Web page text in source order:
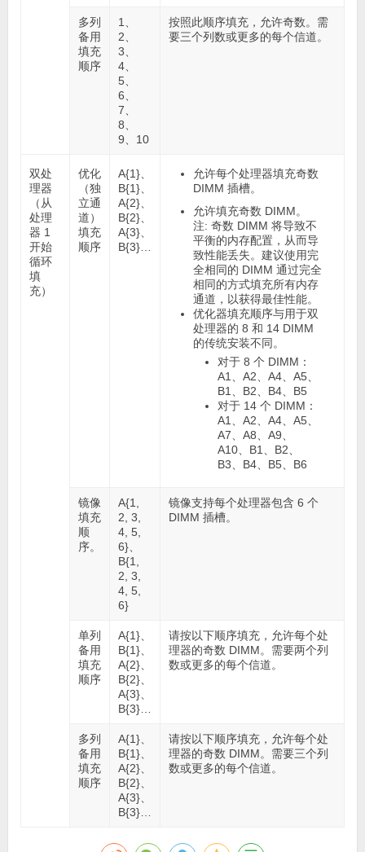
多列
备用
填充
顺序
1、
2、
3、
4、
5、
6、
7、
8、
9、10
按照此顺序填充，允许奇数。需
要三个列数或更多的每个信道。
双处
理器
（从
处理
器 1
开始
循环
填
充）
优化
（独
立通
道）
填充
顺序
A{1}、
B{1}、
A{2}、
B{2}、
A{3}、
B{3}…
允许每个处理器填充奇数
DIMM 插槽。
允许填充奇数 DIMM。
注: 奇数 DIMM 将导致不
平衡的内存配置，从而导
致性能丢失。建议使用完
全相同的 DIMM 通过完全
相同的方式填充所有内存
通道，以获得最佳性能。
优化器填充顺序与用于双
处理器的 8 和 14 DIMM
的传统安装不同。
对于 8 个 DIMM：
A1、A2、A4、A5、
B1、B2、B4、B5
对于 14 个 DIMM：
A1、A2、A4、A5、
A7、A8、A9、
A10、B1、B2、
B3、B4、B5、B6
镜像
填充
顺
序。
A{1,
2, 3,
4, 5,
6}、
B{1,
2, 3,
4, 5,
6}
镜像支持每个处理器包含 6 个
DIMM 插槽。
单列
备用
填充
顺序
A{1}、
B{1}、
A{2}、
B{2}、
A{3}、
B{3}…
请按以下顺序填充，允许每个处
理器的奇数 DIMM。需要两个列
数或更多的每个信道。
多列
备用
填充
顺序
A{1}、
B{1}、
A{2}、
B{2}、
A{3}、
B{3}…
请按以下顺序填充，允许每个处
理器的奇数 DIMM。需要三个列
数或更多的每个信道。